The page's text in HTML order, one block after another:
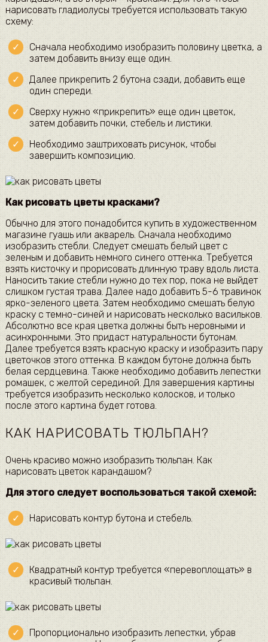
нарисовать гладиолусы требуется использовать такую
схему:
Сначала необходимо изобразить половину цветка, а
затем добавить внизу еще один.
Далее прикрепить 2 бутона сзади, добавить еще
один спереди.
Сверху нужно «прикрепить» еще один цветок,
затем добавить почки, стебель и листики.
Необходимо заштриховать рисунок, чтобы
завершить композицию.
Как рисовать цветы красками?
Обычно для этого понадобится купить в художественном
магазине гуашь или акварель. Сначала необходимо
изобразить стебли. Следует смешать белый цвет с
зеленым и добавить немного синего оттенка. Требуется
взять кисточку и прорисовать длинную траву вдоль листа.
Наносить такие стебли нужно до тех пор, пока не выйдет
слишком густая трава. Далее надо добавить 5-6 травинок
ярко-зеленого цвета. Затем необходимо смешать белую
краску с темно-синей и нарисовать несколько васильков.
Абсолютно все края цветка должны быть неровными и
асинхронными. Это придаст натуральности бутонам.
Далее требуется взять красную краску и изобразить пару
цветочков этого оттенка. В каждом бутоне должна быть
белая сердцевина. Также необходимо добавить лепестки
ромашек, с желтой серединой. Для завершения картины
требуется изобразить несколько колосков, и только
после этого картина будет готова.
КАК НАРИСОВАТЬ ТЮЛЬПАН?
Очень красиво можно изобразить тюльпан. Как
нарисовать цветок карандашом?
Для этого следует воспользоваться такой схемой:
Нарисовать контур бутона и стебель.
Квадратный контур требуется «перевоплощать» в
красивый тюльпан.
Пропорционально изобразить лепестки, убрав